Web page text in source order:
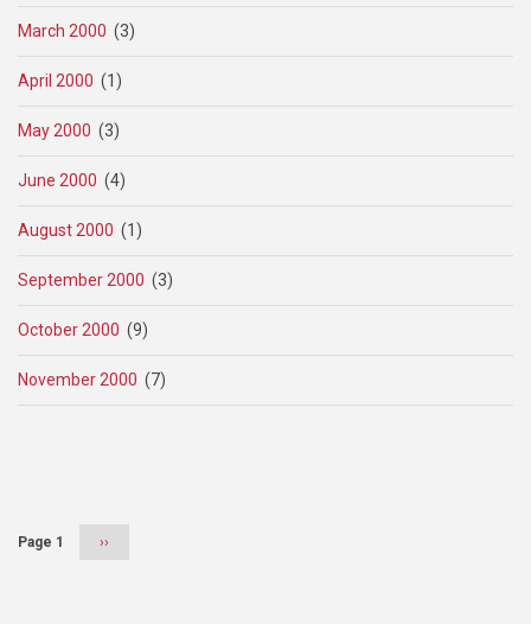
March 2000 (3)
April 2000 (1)
May 2000 (3)
June 2000 (4)
August 2000 (1)
September 2000 (3)
October 2000 (9)
November 2000 (7)
Page 1
Next
››